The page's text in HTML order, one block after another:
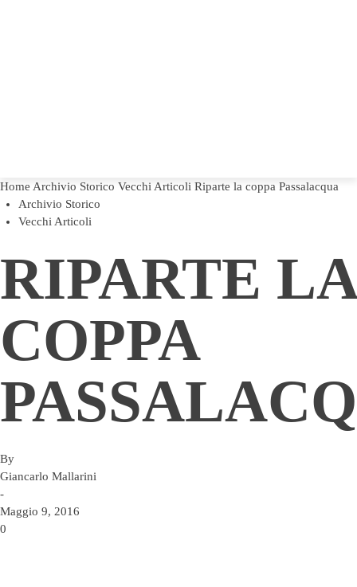
Home Archivio Storico Vecchi Articoli Riparte la coppa Passalacqua
Archivio Storico
Vecchi Articoli
RIPARTE LA
COPPA
By
Giancarlo Mallarini
-
Maggio 9, 2016
0